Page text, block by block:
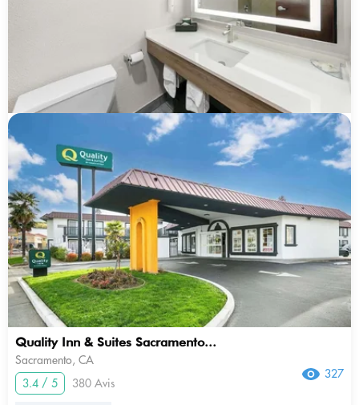
Quality Inn & Suites Sacramento...
Sacramento, CA
3.4 / 5
380 Avis
327